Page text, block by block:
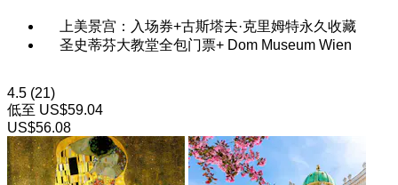
上美景宫：入场券+古斯塔夫·克里姆特永久收藏
圣史蒂芬大教堂全包门票+ Dom Museum Wien
4.5 (21)
低至 US$59.04
US$56.08